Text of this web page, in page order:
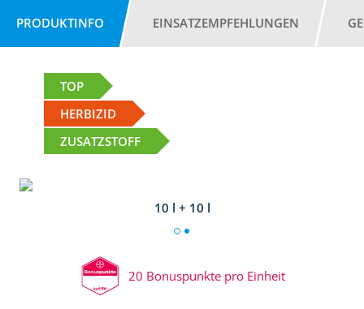
PRODUKTINFO EINSATZEMPFEHLUNGEN
TOP
HERBIZID
ZUSATZSTOFF
10 l + 10 l
20 Bonuspunkte pro Einheit